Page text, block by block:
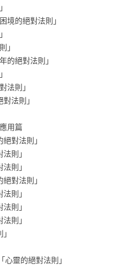
的事物，最後都會像小說埋設伏筆
省的一本書。
人類本質與缺點的書。瀕臨毀滅的
面與缺點並加以改善，便毫無未來
感到人類或個人仍是有必要踏出正
，覺得這本書寫得很精彩。它不會
併點出當前日本欠缺的部分與今後
說全然正確，但是不失為面對嶄新
境的絕對法則」
」
的絕對法則」
法則」
法則」
用篇
對法則」
則」
則」
對法則」
則」
則」
則」
靈的絕對法則」